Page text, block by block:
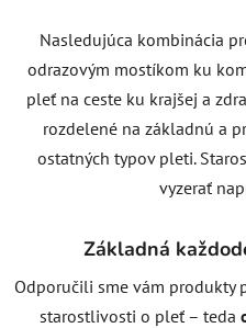
Nasledujúca kombinácia
odrazovým mostíkom ku
pleť na ceste ku krajšej a
rozdelené na základnú a
ostatných typov pleti.
vyzerať
Základná
Odporučili sme vám produkty
starostlivosti o pleť – teda